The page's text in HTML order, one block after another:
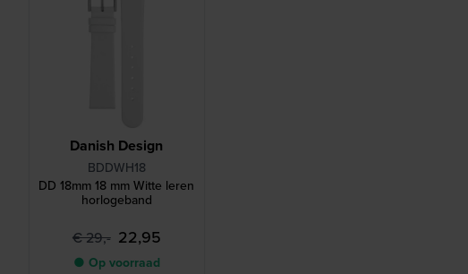
Danish Design
BDDWH18
DD 18mm 18 mm Witte leren
horlogeband
€ 29,- 22,95
● Op voorraad